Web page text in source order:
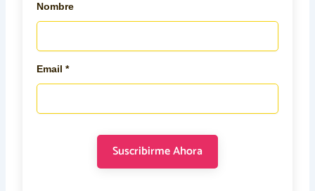
Nombre
Email *